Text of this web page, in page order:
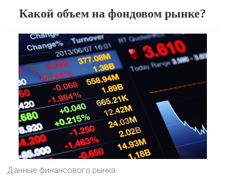
Какой объем на фондовом рынке?
Данные финансового рынка